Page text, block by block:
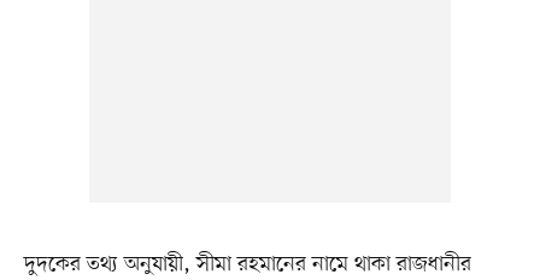
দুদকের তথ্য অনুযায়ী, সীমা রহমানের নামে থাকা রাজধানীর